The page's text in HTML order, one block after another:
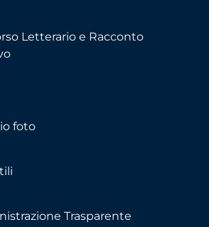
Letterario e Racconto
foto
Trasparente